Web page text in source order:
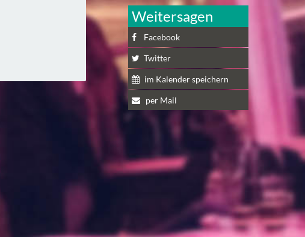
Weitersagen
Facebook
Twitter
im Kalender speichern
per Mail